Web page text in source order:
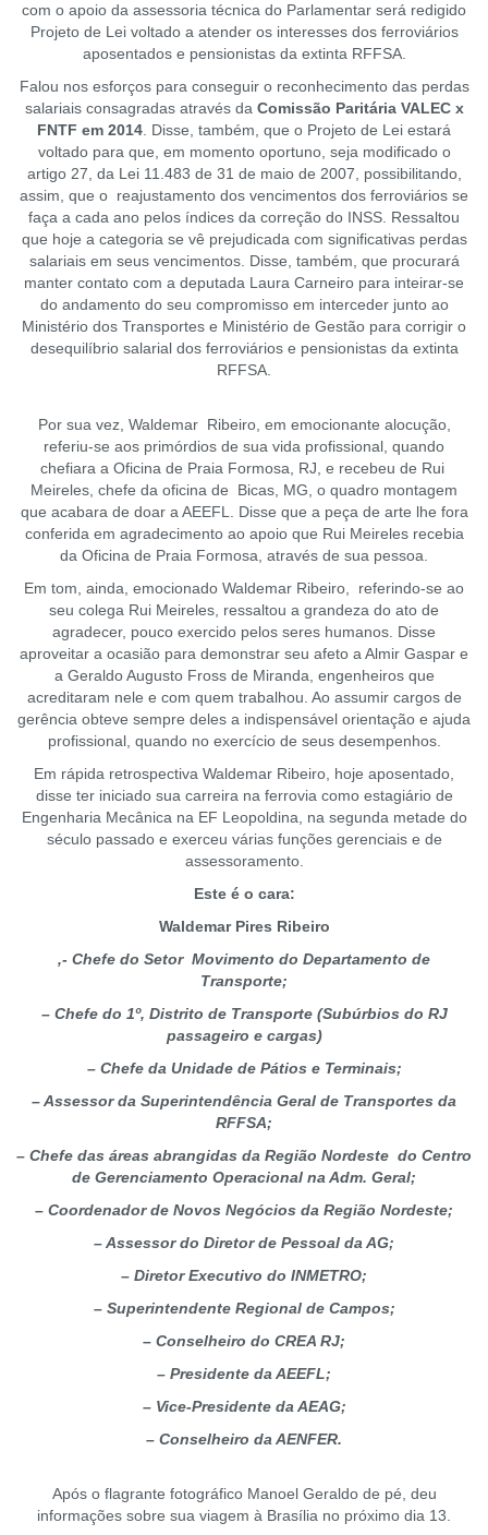
com o apoio da assessoria técnica do Parlamentar será redigido
Projeto de Lei voltado a atender os interesses dos ferroviários
aposentados e pensionistas da extinta RFFSA.
Falou nos esforços para conseguir o reconhecimento das perdas
salariais consagradas através da Comissão Paritária VALEC x
FNTF em 2014 . Disse, também, que o Projeto de Lei estará
voltado para que, em momento oportuno, seja modificado o
artigo 27, da Lei 11.483 de 31 de maio de 2007, possibilitando,
assim, que o reajustamento dos vencimentos dos ferroviários se
faça a cada ano pelos índices da correção do INSS. Ressaltou
que hoje a categoria se vê prejudicada com significativas perdas
salariais em seus vencimentos. Disse, também, que procurará
manter contato com a deputada Laura Carneiro para inteirar-se
do andamento do seu compromisso em interceder junto ao
Ministério dos Transportes e Ministério de Gestão para corrigir o
desequilíbrio salarial dos ferroviários e pensionistas da extinta
RFFSA.
Por sua vez, Waldemar Ribeiro, em emocionante alocução,
referiu-se aos primórdios de sua vida profissional, quando
chefiara a Oficina de Praia Formosa, RJ, e recebeu de Rui
Meireles, chefe da oficina de Bicas, MG, o quadro montagem
que acabara de doar a AEEFL. Disse que a peça de arte lhe fora
conferida em agradecimento ao apoio que Rui Meireles recebia
da Oficina de Praia Formosa, através de sua pessoa.
Em tom, ainda, emocionado Waldemar Ribeiro, referindo-se ao
seu colega Rui Meireles, ressaltou a grandeza do ato de
agradecer, pouco exercido pelos seres humanos. Disse
aproveitar a ocasião para demonstrar seu afeto a Almir Gaspar e
a Geraldo Augusto Fross de Miranda, engenheiros que
acreditaram nele e com quem trabalhou. Ao assumir cargos de
gerência obteve sempre deles a indispensável orientação e ajuda
profissional, quando no exercício de seus desempenhos.
Em rápida retrospectiva Waldemar Ribeiro, hoje aposentado,
disse ter iniciado sua carreira na ferrovia como estagiário de
Engenharia Mecânica na EF Leopoldina, na segunda metade do
século passado e exerceu várias funções gerenciais e de
assessoramento.
Este é o cara:
Waldemar Pires Ribeiro
,- Chefe do Setor Movimento do Departamento de
Transporte;
– Chefe do 1º, Distrito de Transporte (Subúrbios do RJ
passageiro e cargas)
– Chefe da Unidade de Pátios e Terminais;
– Assessor da Superintendência Geral de Transportes da
RFFSA;
– Chefe das áreas abrangidas da Região Nordeste do Centro
de Gerenciamento Operacional na Adm. Geral;
– Coordenador de Novos Negócios da Região Nordeste;
– Assessor do Diretor de Pessoal da AG;
– Diretor Executivo do INMETRO;
– Superintendente Regional de Campos;
– Conselheiro do CREA RJ;
– Presidente da AEEFL;
– Vice-Presidente da AEAG;
– Conselheiro da AENFER.
Após o flagrante fotográfico Manoel Geraldo de pé, deu
informações sobre sua viagem à Brasília no próximo dia 13.